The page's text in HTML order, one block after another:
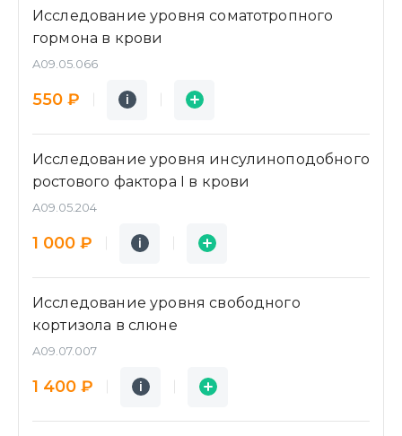
Исследование уровня соматотропного
гормона в крови
A09.05.066
550 ₽ i
Подробнее
i
Заявка
Исследование уровня инсулиноподобного
ростового фактора I в крови
A09.05.204
1 000 ₽ i
Подробнее
i
Заявка
Исследование уровня свободного
кортизола в слюне
A09.07.007
1 400 ₽ i
Подробнее
i
Заявка